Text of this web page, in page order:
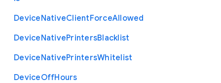
DeviceNativeClientForceAllowed
DeviceNativePrintersBlacklist
DeviceNativePrintersWhitelist
DeviceOffHours